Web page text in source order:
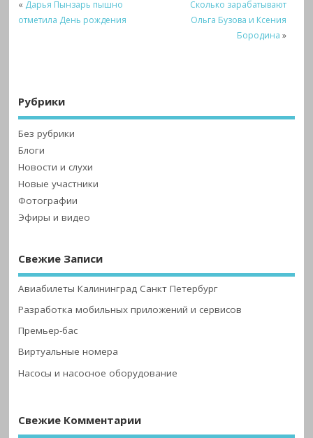
« Дарья Пынзарь пышно
отметила День рождения
Сколько зарабатывают
Ольга Бузова и Ксения
Бородина »
Рубрики
Без рубрики
Блоги
Новости и слухи
Новые участники
Фотографии
Эфиры и видео
Свежие Записи
Авиабилеты Калининград Санкт Петербург
Разработка мобильных приложений и сервисов
Премьер-бас
Виртуальные номера
Насосы и насосное оборудование
Свежие Комментарии